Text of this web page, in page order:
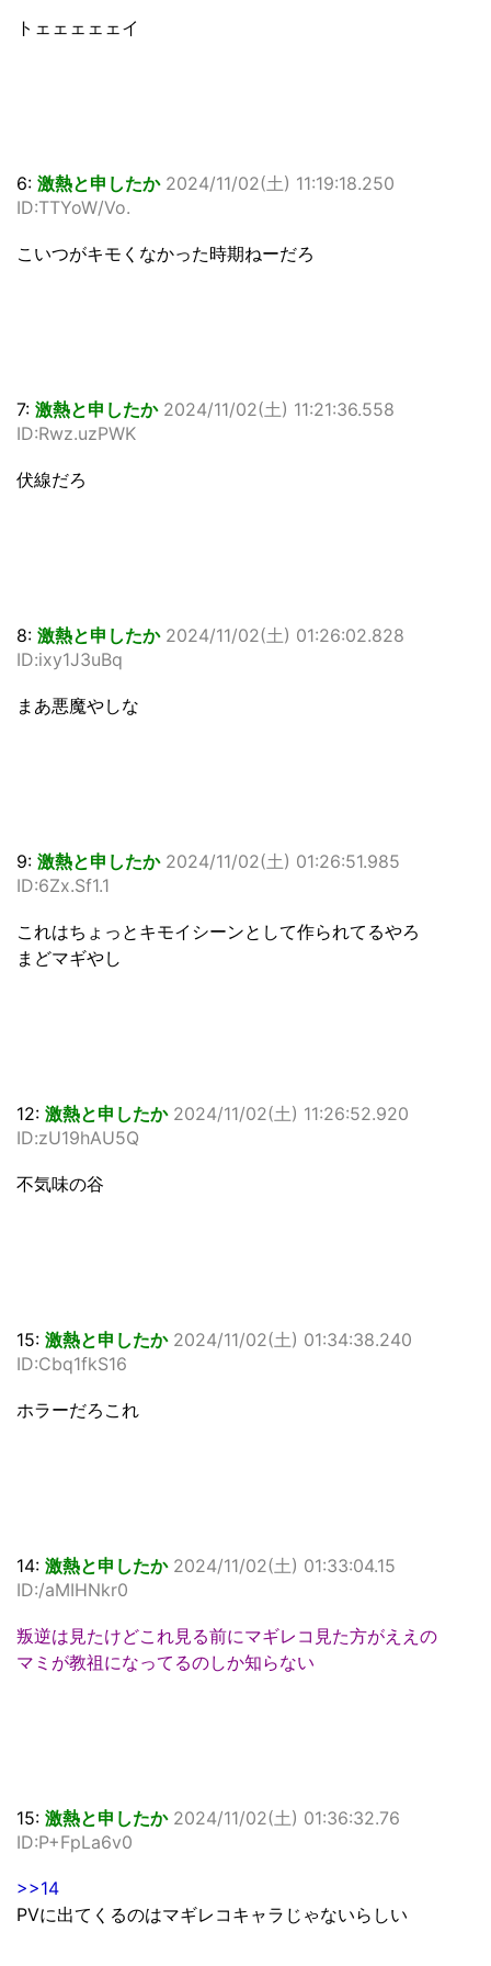
トェェェェェイ
6: 激熱と申したか 2024/11/02(土) 11:19:18.250
ID:TTYoW/Vo.
こいつがキモくなかった時期ねーだろ
7: 激熱と申したか 2024/11/02(土) 11:21:36.558
ID:Rwz.uzPWK
伏線だろ
8: 激熱と申したか 2024/11/02(土) 01:26:02.828
ID:ixy1J3uBq
まあ悪魔やしな
9: 激熱と申したか 2024/11/02(土) 01:26:51.985
ID:6Zx.Sf1.1
これはちょっとキモイシーンとして作られてるやろ
まどマギやし
12: 激熱と申したか 2024/11/02(土) 11:26:52.920
ID:zU19hAU5Q
不気味の谷
15: 激熱と申したか 2024/11/02(土) 01:34:38.240
ID:Cbq1fkS16
ホラーだろこれ
14: 激熱と申したか 2024/11/02(土) 01:33:04.15
ID:/aMIHNkr0
叛逆は見たけどこれ見る前にマギレコ見た方がええの
マミが教祖になってるのしか知らない
15: 激熱と申したか 2024/11/02(土) 01:36:32.76
ID:P+FpLa6v0
>>14
PVに出てくるのはマギレコキャラじゃないらしい